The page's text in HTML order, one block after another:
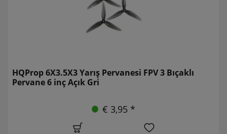
HQProp 6X3.5X3 Yarış Pervanesi FPV 3 Bıçaklı
Pervane 6 inç Açık Gri
€ 3,95 *